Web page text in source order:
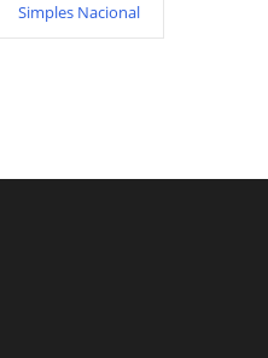
Simples Nacional